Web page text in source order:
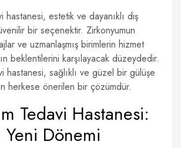
hastanesi, estetik ve dayanıklı diş
bir seçenektir. Zirkonyumun
ve uzmanlaşmış birimlerin hizmet
beklentilerini karşılayacak düzeydedir.
hastanesi, sağlıklı ve güzel bir gülüşe
herkese önerilen bir çözümdür.
Tedavi Hastanesi:
Yeni Dönemi